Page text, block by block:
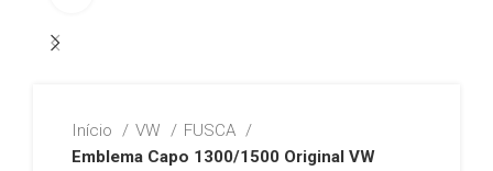
Início VW
FUSCA
Emblema Capo 1300/1500 Original VW